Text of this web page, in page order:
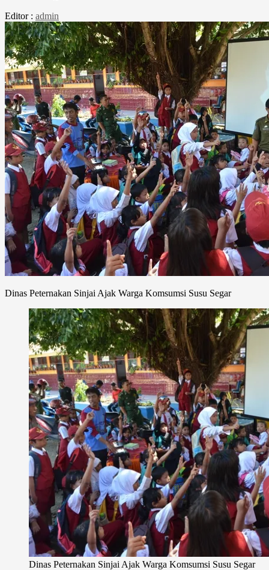
Editor : admin
Dinas Peternakan Sinjai Ajak Warga Komsumsi Susu Segar
Dinas Peternakan Sinjai Ajak Warga Komsumsi Susu Segar